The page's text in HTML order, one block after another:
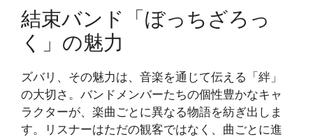
結束バンド「ぼっちざろっ
く」の魅力
ズバリ、その魅力は、音楽を通じて伝える「絆」
の大切さ。バンドメンバーたちの個性豊かなキャ
ラクターが、楽曲ごとに異なる物語を紡ぎ出しま
す。リスナーはただの観客ではなく、曲ごとに進